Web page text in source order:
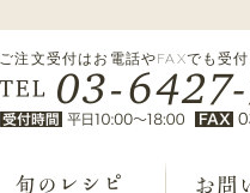
ご注文受付はお電話やFAXでも受付